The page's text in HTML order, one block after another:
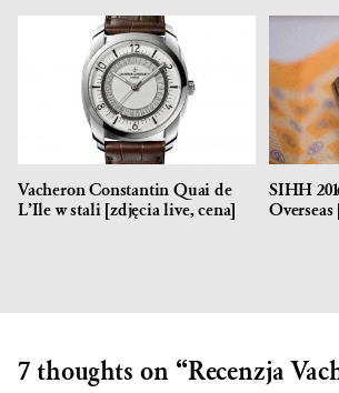
Vacheron Constantin Quai de
L’Ile w stali [zdjęcia live, cena]
SIHH
7 thoughts on “Recenzja